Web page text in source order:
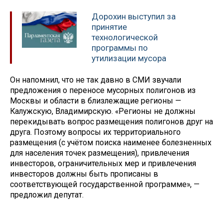
Дорохин выступил за
принятие
технологической
программы по
утилизации мусора
Он напомнил, что не так давно в СМИ звучали
предложения о переносе мусорных полигонов из
Москвы и области в близлежащие регионы —
Калужскую, Владимирскую. «Регионы не должны
перекидывать вопрос размещения полигонов друг на
друга. Поэтому вопросы их территориального
размещения (с учётом поиска наименее болезненных
для населения точек размещения), привлечения
инвесторов, ограничительных мер и привлечения
инвесторов должны быть прописаны в
соответствующей государственной программе», —
предложил депутат.